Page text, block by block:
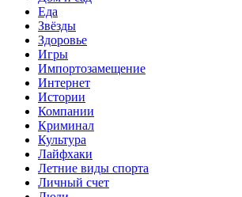
Еда
Звёзды
Здоровье
Игры
Импортозамещение
Интернет
Истории
Компании
Криминал
Культура
Лайфхаки
Летние виды спорта
Личный счет